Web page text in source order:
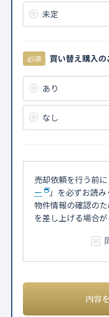
未定
必須 買い替え購入
あり
なし
売却依頼を行う前
ー
」を必ずお読み
物件情報の確認の
を差し上げる場合が
内容